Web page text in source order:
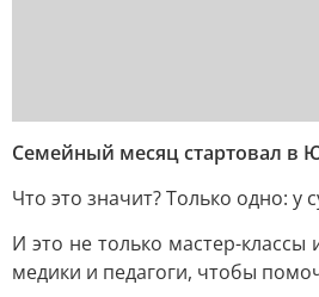
Семейный месяц стартовал в
Что это значит? Только одно:
И это не только мастер-
медики и педагоги, чтобы